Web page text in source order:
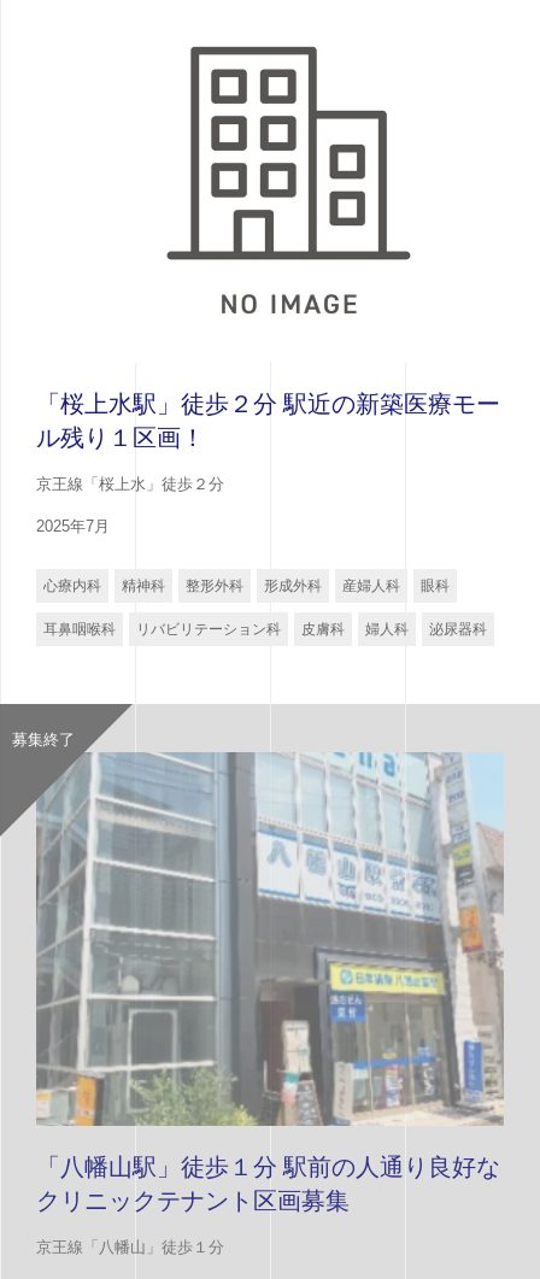
「桜上水駅」徒歩２分 駅近の新築医療モー
ル残り１区画！
京王線「桜上水」徒歩２分
2025年7月
心療内科 精神科 整形外科 形成外科 産婦人科 眼科
耳鼻咽喉科 リバビリテーション科 皮膚科 婦人科 泌尿器科
「八幡山駅」徒歩１分 駅前の人通り良好な
クリニックテナント区画募集
京王線「八幡山」徒歩１分
募集終了